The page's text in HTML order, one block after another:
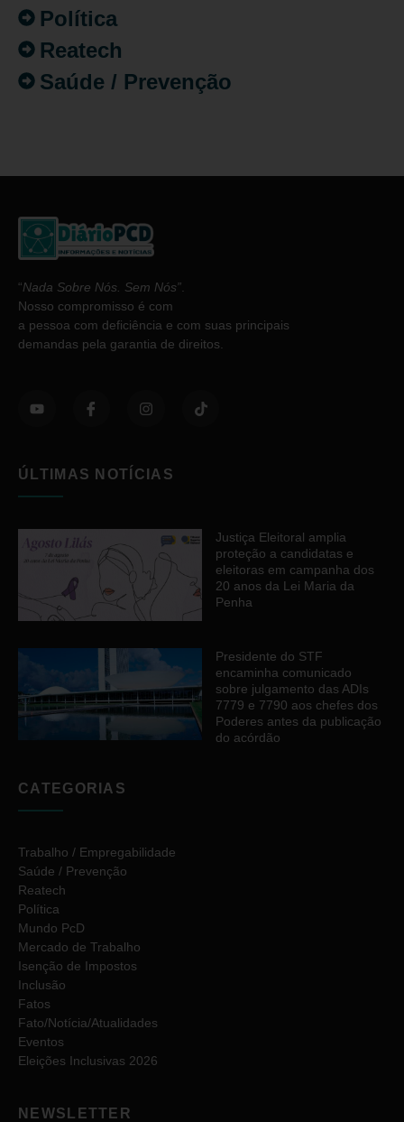
Política
Reatech
Saúde / Prevenção
“Nada Sobre Nós. Sem Nós”
Nosso compromisso é com
a pessoa com deficiência e com suas principais
demandas pela garantia de direitos.
ÚLTIMAS NOTÍCIAS
Justiça Eleitoral amplia
proteção a candidatas e
eleitoras em campanha dos
20 anos da Lei Maria da
Penha
Presidente do STF
encaminha comunicado
sobre julgamento das ADIs
7779 e 7790 aos chefes dos
Poderes antes da publicação
do acórdão
CATEGORIAS
Trabalho / Empregabilidade
Saúde / Prevenção
Reatech
Política
Mundo PcD
Mercado de Trabalho
Isenção de Impostos
Inclusão
Fatos
Fato/Notícia/Atualidades
Eventos
Eleições Inclusivas 2026
NEWSLETTER